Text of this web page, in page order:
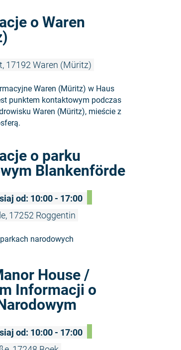
o Waren
17192 Waren (Müritz)
Waren (Müritz) w Haus
punktem kontaktowym podczas
Waren (Müritz), mieście z
o parku
Blankenförde
od: 10:00 - 17:00
17252 Roggentin
narodowych
House /
Informacji o
od: 10:00 - 17:00